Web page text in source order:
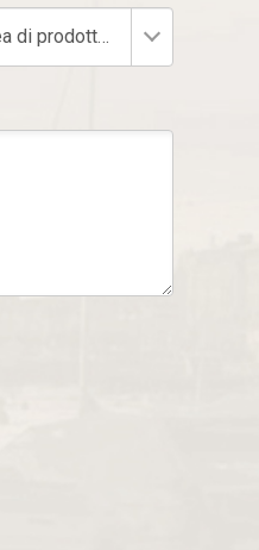
-- Seleziona una linea di prodotto --